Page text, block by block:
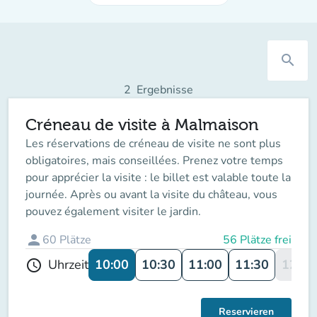
search
2 Ergebnisse
Créneau de visite à Malmaison
Les réservations de créneau de visite ne sont plus
obligatoires, mais conseillées. Prenez votre temps
pour apprécier la visite : le billet est valable toute la
journée. Après ou avant la visite du château, vous
pouvez également visiter le jardin.
person 60 Plätze 56 Plätze frei
schedule Uhrzeit 10:00 10:30 11:00 11:30 12:00
Reservieren